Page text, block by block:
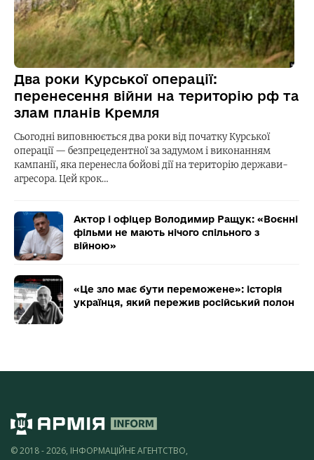
Два роки Курської операції:
перенесення війни на територію рф та
злам планів Кремля
Сьогодні виповнюється два роки від початку Курської
операції — безпрецедентної за задумом і виконанням
кампанії, яка перенесла бойові дії на територію держави-
агресора. Цей крок…
Актор і офіцер Володимир Ращук: «Воєнні
фільми не мають нічого спільного з
війною»
«Це зло має бути переможене»: історія
українця, який пережив російський полон
© 2018 - 2026, ІНФОРМАЦІЙНЕ АГЕНТСТВО,